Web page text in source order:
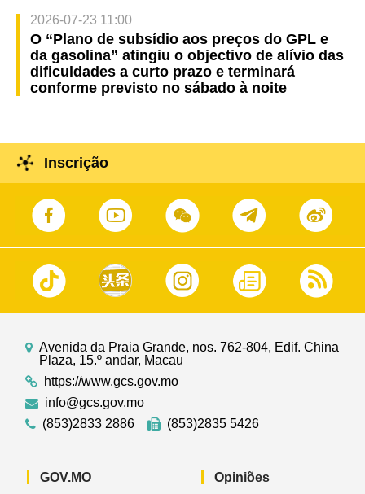
2026-07-23 11:00
O “Plano de subsídio aos preços do GPL e
da gasolina” atingiu o objectivo de alívio das
dificuldades a curto prazo e terminará
conforme previsto no sábado à noite
Inscrição
Avenida da Praia Grande, nos. 762-804, Edif. China
Plaza, 15.º andar, Macau
https://www.gcs.gov.mo
info@gcs.gov.mo
(853)2833 2886
(853)2835 5426
GOV.MO Opiniões